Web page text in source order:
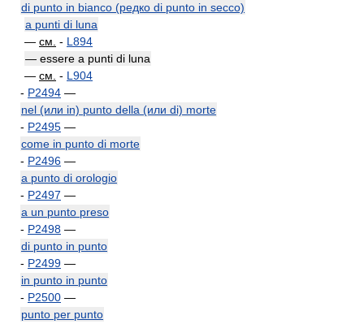
di punto in bianco (редко di punto in secco)
a punti di luna
— см. - L894
— essere a punti di luna
— см. - L904
- P2494 —
nel (или in) punto della (или di) morte
- P2495 —
come in punto di morte
- P2496 —
a punto di orologio
- P2497 —
a un punto preso
- P2498 —
di punto in punto
- P2499 —
in punto in punto
- P2500 —
punto per punto